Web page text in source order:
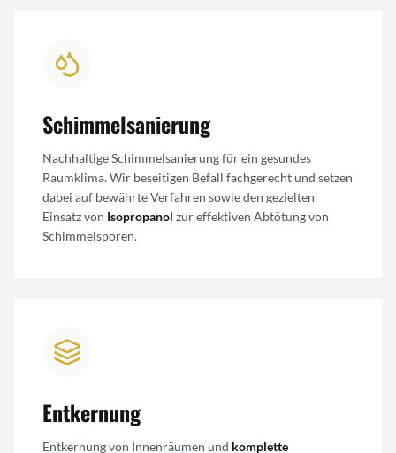
Schimmelsanierung
Nachhaltige Schimmelsanierung für ein gesundes
Raumklima. Wir beseitigen Befall fachgerecht und setzen
dabei auf bewährte Verfahren sowie den gezielten
Einsatz von Isopropanol zur effektiven Abtötung von
Schimmelsporen.
Entkernung
Entkernung von Innenräumen und komplette